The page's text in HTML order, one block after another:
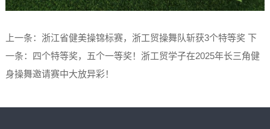
上一条：浙江省健美操锦标赛，浙工贸操舞队斩获3个特等奖 下
一条：四个特等奖，五个一等奖！浙工贸学子在2025年长三角健
身操舞邀请赛中大放异彩！